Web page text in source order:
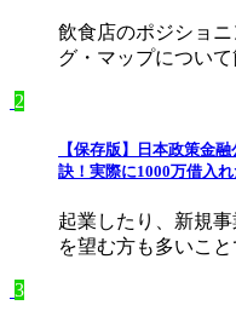
飲食店のポジショ
グ・マップについ
2
【保存版】日本政策金
訣！実際に1000万借入
起業したり、新規
を望む方も多いこ
3